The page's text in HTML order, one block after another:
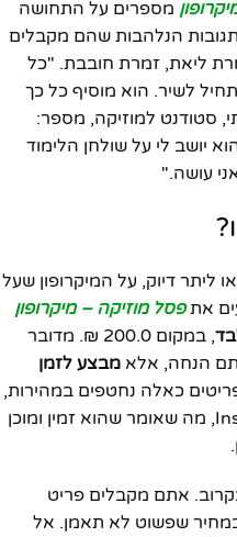
מספרים על התחושה
הנלהבות שהם מקבלים
ליאת, זמרת חובבת. "כל
לשיר. הוא מוסיף כל כך
סטודנט למוזיקה, מספר:
יושב לי על שולחן הלימוד
עושה."
ליתר דיוק, על המיקרופון שעל
אתפסל מוזיקה – מיקרופון
, במקום 200.0 ₪. מדובר
הנחה, אלא מבצע לזמן
כאלה נחטפים במהירות,
וכרגע המוצר נמצא בסטטוס Instock, מה שאומר שהוא זמין ומוכן
אתם מקבלים פריט
במחיר שפשוט לא תאמן. אל